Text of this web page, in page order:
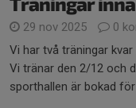
29 nov 2025
0
Vi har två träningar
Vi tränar den 2/12 och
sporthallen är bokad